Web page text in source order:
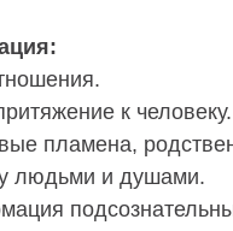
к человеку.
пламена,
людьми и душами.